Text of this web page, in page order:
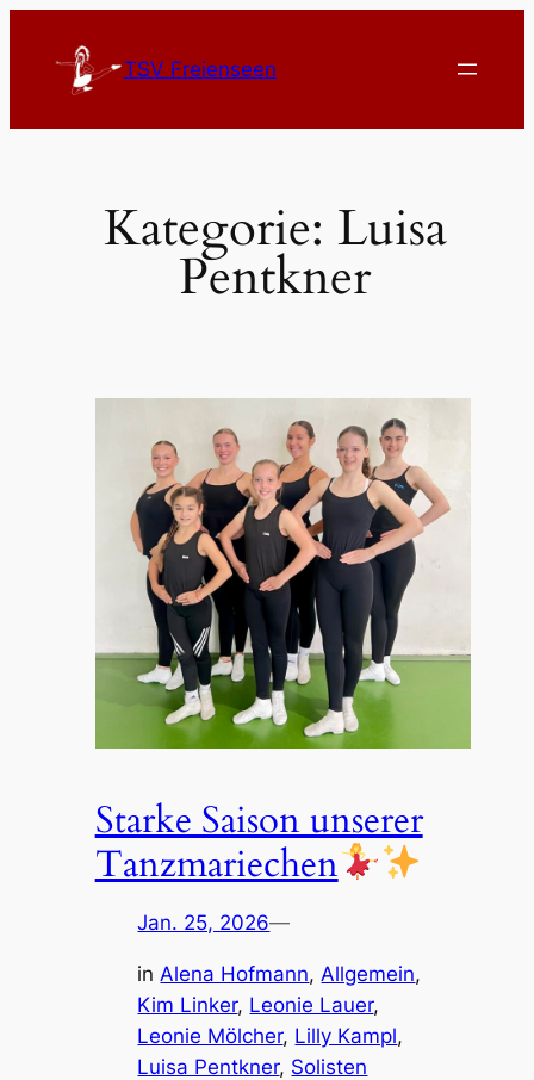
TSV Freienseen
Kategorie: Luisa
Pentkner
Starke Saison unserer
Tanzmariechen
Jan. 25, 2026—
in Alena Hofmann, Allgemein
Kim Linker, Leonie Lauer
Leonie Mölcher, Lilly Kampl
Luisa Pentkner, Solisten